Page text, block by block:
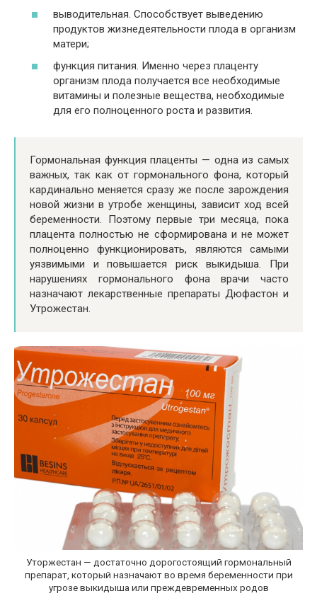
выводительная. Способствует выведению
продуктов жизнедеятельности плода в организм
матери;
функция питания. Именно через плаценту
организм плода получается все необходимые
витамины и полезные вещества, необходимые
для его полноценного роста и развития.
Гормональная функция плаценты — одна из самых
важных, так как от гормонального фона, который
кардинально меняется сразу же после зарождения
новой жизни в утробе женщины, зависит ход всей
беременности. Поэтому первые три месяца, пока
плацента полностью не сформирована и не может
полноценно функционировать, являются самыми
уязвимыми и повышается риск выкидыша. При
нарушениях гормонального фона врачи часто
назначают лекарственные препараты Дюфастон и
Утрожестан.
Уторжестан — достаточно дорогостоящий гормональный
препарат, который назначают во время беременности при
угрозе выкидыша или преждевременных родов